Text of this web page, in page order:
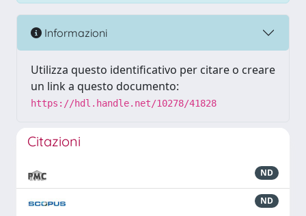
Informazioni
Utilizza questo identificativo per citare o creare
un link a questo documento:
https://hdl.handle.net/10278/41828
Citazioni
ND
ND